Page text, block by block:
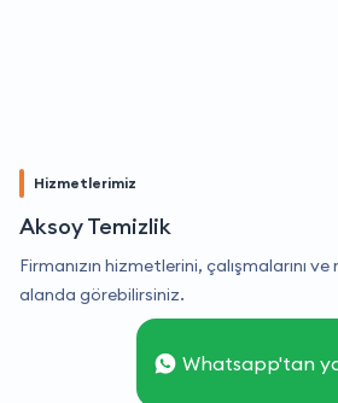
Hizmetlerimiz
Aksoy Temizlik
Firmanızın hizmetlerini, çalışmalarını ve
alanda görebilirsiniz.
Whatsapp'tan